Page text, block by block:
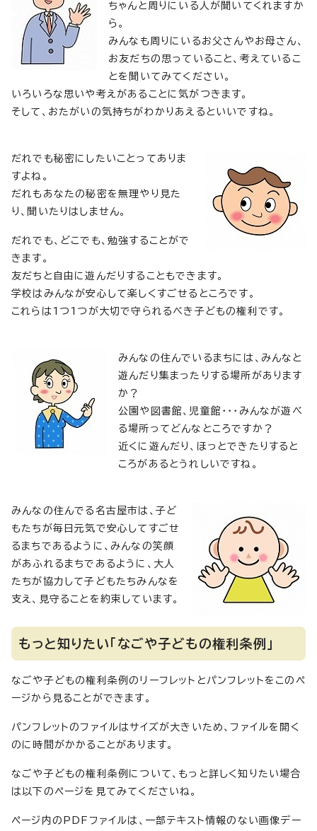
ちゃんと周りにいる人が聞いてくれますか
ら。
みんなも周りにいるお父さんやお母さん、
お友だちの思っていること、考えているこ
とを聞いてみてください。
いろいろな思いや考えがあることに気がつきます。
そして、おたがいの気持ちがわかりあえるといいですね。
だれでも秘密にしたいことってありま
すよね。
だれもあなたの秘密を無理やり見た
り、聞いたりはしません。
だれでも、どこでも、勉強することがで
きます。
友だちと自由に遊んだりすることもできます。
学校はみんなが安心して楽しくすごせるところです。
これらは1つ1つが大切で守られるべき子どもの権利です。
みんなの住んでいるまちには、みんなと
遊んだり集まったりする場所があります
か？
公園や図書館、児童館・・・みんなが遊べ
る場所ってどんなところですか？
近くに遊んだり、ほっとできたりすると
ころがあるとうれしいですね。
みんなの住んでる名古屋市は、子ど
もたちが毎日元気で安心してすごせ
るまちであるように、みんなの笑顔
があふれるまちであるように、大人
たちが協力して子どもたちみんなを
支え、見守ることを約束しています。
もっと知りたい「なごや子どもの権利条例」
なごや子どもの権利条例のリーフレットとパンフレットをこのペ
ージから見ることができます。
パンフレットのファイルはサイズが大きいため、ファイルを開く
のに時間がかかることがあります。
なごや子どもの権利条例について、もっと詳しく知りたい場合
は以下のページを見てみてくださいね。
ページ内のPDFファイルは、一部テキスト情報のない画像デー